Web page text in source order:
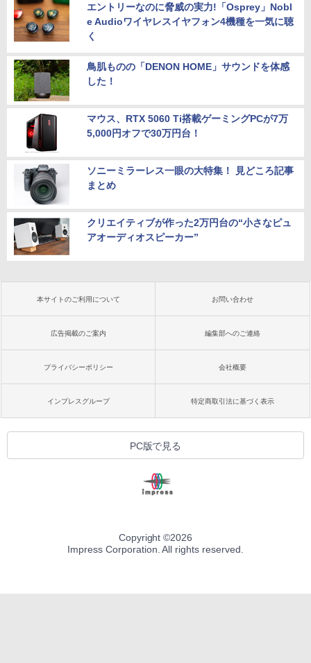
エントリーなのに脅威の実力!「Osprey」Nobl
e Audioワイヤレスイヤフォン4機種を一気に聴
く
鳥肌ものの「DENON HOME」サウンドを体感
した！
マウス、RTX 5060 Ti搭載ゲーミングPCが7万
5,000円オフで30万円台！
ソニーミラーレス一眼の大特集！ 見どころ記事
まとめ
クリエイティブが作った2万円台の“小さなピュ
アオーディオスピーカー”
本サイトのご利用について お問い合わせ
広告掲載のご案内 編集部へのご連絡
プライバシーポリシー 会社概要
インプレスグループ 特定商取引法に基づく表示
PC版で見る
Copyright ©2026
Impress Corporation. All rights reserved.